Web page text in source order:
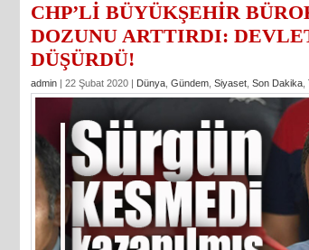
CHP’Lİ BÜYÜKŞEHİR
DOZUNU ARTTIRDI:
DÜŞÜRDÜ!
admin | 22 Şubat 2020 | Dünya Gündem Siyaset Son Dakika